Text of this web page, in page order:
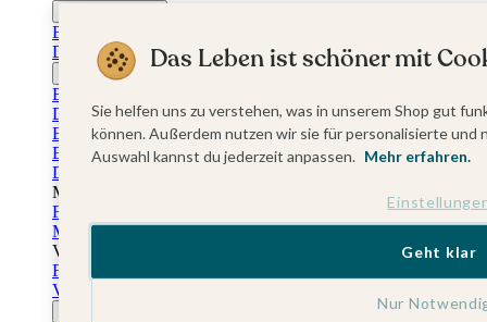
Einladungskarten Firmung
Dankeskarten Firmung
Jugendweihekarten
Einladungskarten Jugendweihe
Dankeskarten Jugendweihe
Einschulungskarten
Einladungskarten Einschulung
Danksagung Einschulung
Muttertag
Fotogeschenke Muttertag
Muttertagskarten
Vatertag
Fotogeschenke Vatertag
Vatertagskarten
Das Leben ist schöner mit
Sie helfen uns zu verstehen, was in unserem Shop gut
können. Außerdem nutzen wir sie für personalisierte
Auswahl kannst du jederzeit anpassen. Mehr erfahren.
Nur
Geht klar